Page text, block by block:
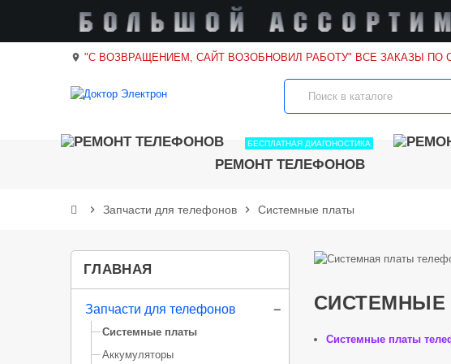
location_on "С ВОЗВРАЩЕНИЕМ, САЙТ ВОЗОБНОВИЛ РАБОТУ" ВСЕ ЗАКАЗЫ ПО
РЕМОНТ ТЕЛЕФОНОВ
БЕСПЛАТНАЯ ДИАГОНОСТИКА
chevron_right Запчасти для телефонов chevron_right Системные платы
ГЛАВНАЯ
Запчасти для телефонов
Системные платы
Аккумуляторы
СИСТЕМНЫЕ
Системные платы